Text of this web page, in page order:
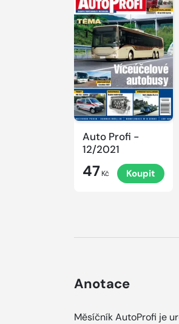
Auto Profi -
12/2021
47 Kč Koupit
Anotace
Měsíčník AutoProfi je